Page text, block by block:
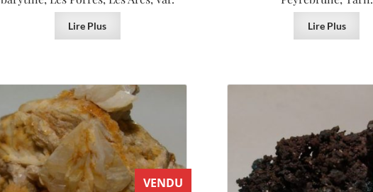
Lire Plus Lire Plus
VENDU